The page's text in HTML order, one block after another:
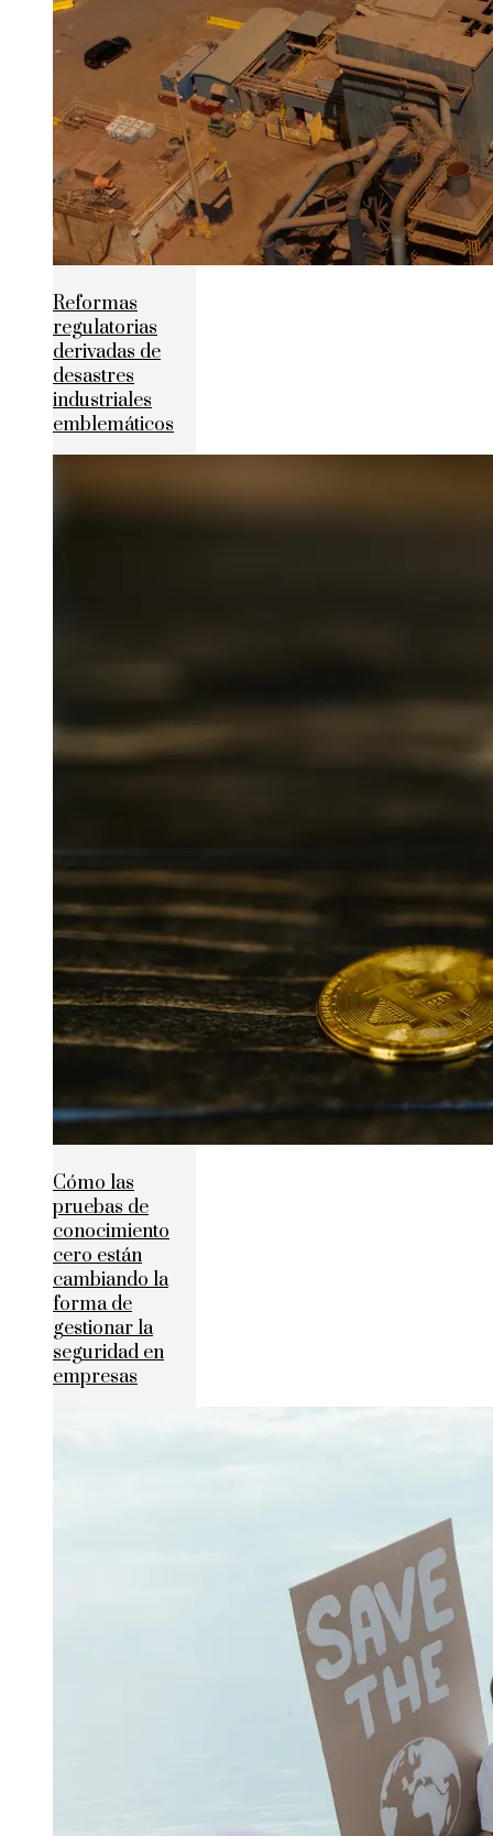
Reformas
regulatorias
derivadas de
desastres
industriales
emblemáticos
Cómo las
pruebas de
conocimiento
cero están
cambiando la
forma de
gestionar la
seguridad en
empresas